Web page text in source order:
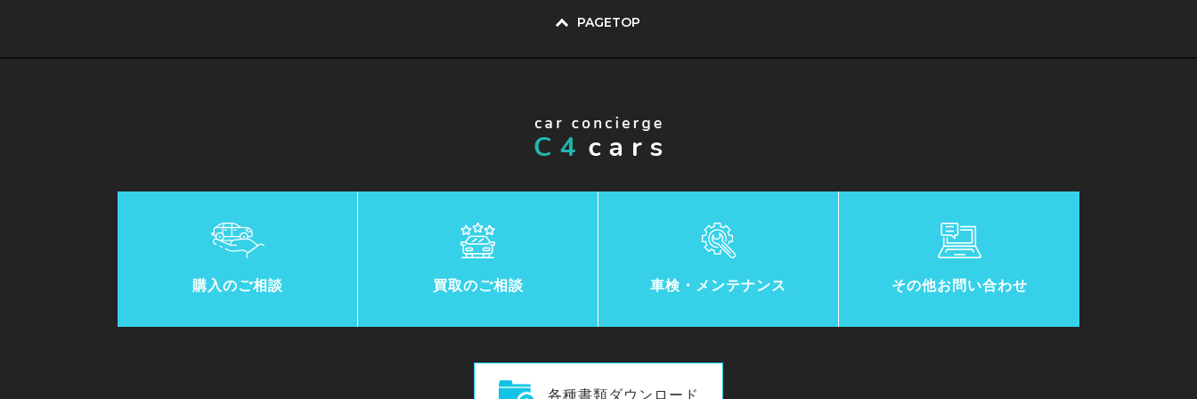
PAGETOP
購入のご相談 買取のご相談 車検・メンテナンス その他お問い合わせ
各種書類ダウンロード